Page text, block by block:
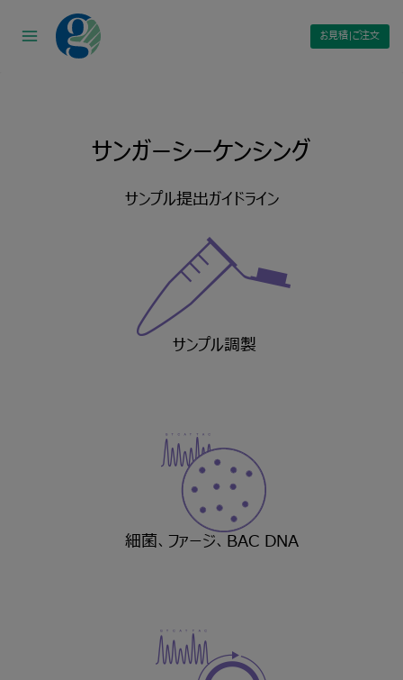
お見積|ご注文
サンガーシーケンシング
サンプル提出ガイドライン
サンプル調製
細菌、ファージ、BAC DNA